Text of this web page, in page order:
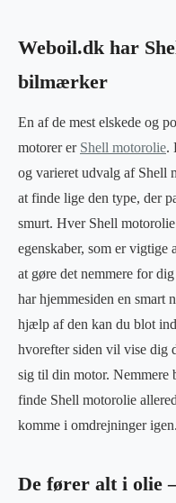
Weboil.dk har
bilmærker
En af de mest elskede og
motorer er Shell motorolie.
og varieret udvalg af Shell
at finde lige den type, der
smurt. Hver Shell
egenskaber, som er vigtige
at gøre det nemmere for
har hjemmesiden en smart
hjælp af den kan du blot
hvorefter siden vil vise dig
sig til din motor. Nemmere
finde Shell motorolie
komme i omdrejninger igen.
De fører alt i olie